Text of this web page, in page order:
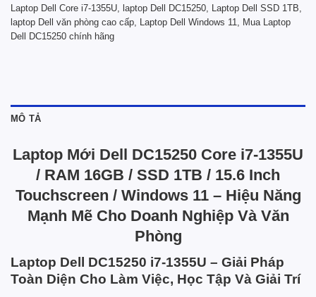
Laptop Dell Core i7-1355U laptop Dell DC15250 Laptop Dell SSD 1TB
laptop Dell văn phòng cao cấp Laptop Dell Windows 11
Mua Laptop
Dell DC15250 chính hãng
MÔ TẢ
Laptop Mới Dell DC15250 Core i7-1355U
/ RAM 16GB / SSD 1TB / 15.6 Inch
Touchscreen / Windows 11 – Hiệu Năng
Mạnh Mẽ Cho Doanh Nghiệp Và Văn
Phòng
Laptop Dell DC15250 i7-1355U – Giải Pháp
Toàn Diện Cho Làm Việc, Học Tập Và Giải Trí